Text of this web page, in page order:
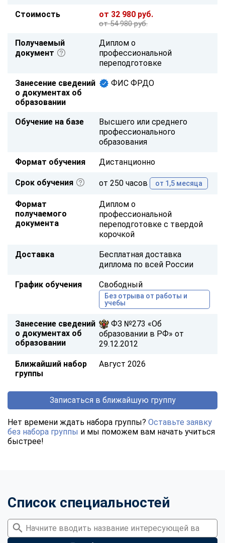
Стоимость от 32 980 руб.
от 54 980 руб.
Получаемый
документ
Диплом о
профессиональной
переподготовке
Занесение сведений
о документах об
образовании
ФИС ФРДО
Обучение на базе
Высшего или среднего
профессионального
образования
Формат обучения Дистанционно
Срок обучения от 250 часов от 1,5 месяца
Формат
получаемого
документа
Диплом о
профессиональной
переподготовке с твердой
корочкой
Доставка
Бесплатная доставка
диплома по всей России
График обучения Свободный
Без отрыва от работы и
учебы
Занесение сведений
о документах об
образовании
ФЗ №273 «Об
образовании в РФ» от
29.12.2012
Ближайший набор
группы
Август 2026
Записаться в ближайшую группу
Нет времени ждать набора группы? Оставьте заявку
без набора группы и мы поможем вам начать учиться
быстрее!
Список специальностей